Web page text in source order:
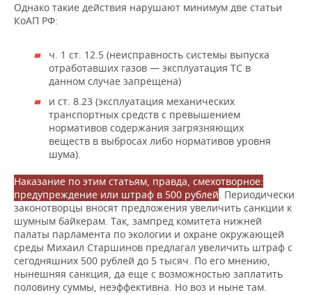
Однако такие действия нарушают минимум две статьи
КоАП РФ:
ч. 1 ст. 12.5 (неисправность системы выпуска
отработавших газов — эксплуатация ТС в
данном случае запрещена)
и ст. 8.23 (эксплуатация механических
транспортных средств с превышением
нормативов содержания загрязняющих
веществ в выбросах либо нормативов уровня
шума).
Наказание по этим статьям, правда, смехотворное:
предупреждение или штраф в 500 рублей. Периодически
законотворцы вносят предложения увеличить санкции к
шумным байкерам. Так, зампред комитета нижней
палаты парламента по экологии и охране окружающей
среды Михаил Старшинов предлагал увеличить штраф с
сегодняшних 500 рублей до 5 тысяч. По его мнению,
нынешняя санкция, да еще с возможностью заплатить
половину суммы, неэффективна. Но воз и ныне там.